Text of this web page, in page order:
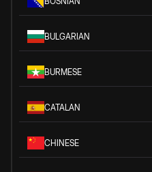
BULGARIAN
BURMESE
CATALAN
CHINESE